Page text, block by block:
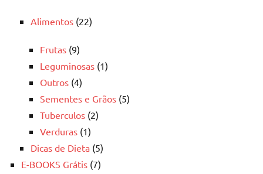
Alimentos (22)
Frutas (9)
Leguminosas (1)
Outros (4)
Sementes e Grãos (5)
Tuberculos (2)
Verduras (1)
Dicas de Dieta (5)
E-BOOKS Grátis (7)